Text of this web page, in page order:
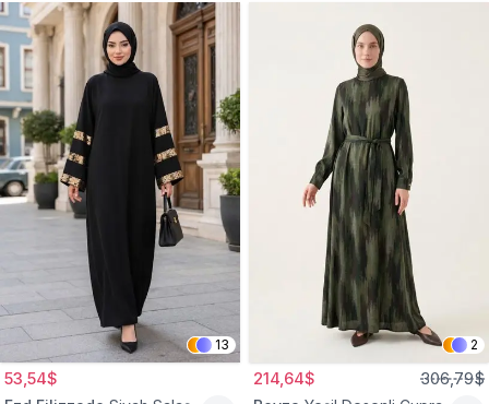
13
53,54$
2
214,64$ 306,79$